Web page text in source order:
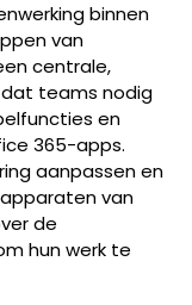
binnen
van
centrale,
dat teams nodig
en
365-apps.
aanpassen en
van
de
hun werk te